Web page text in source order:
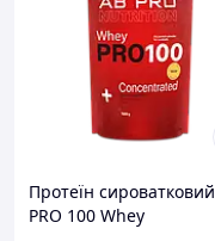
Протеїн сироватковий
PRO 100 Whey